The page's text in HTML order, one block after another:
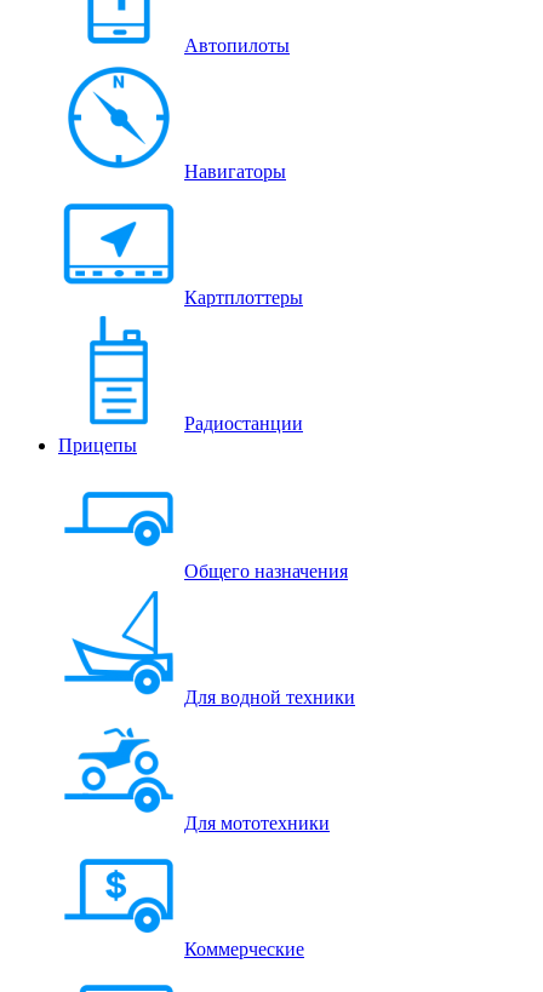
Автопилоты
Навигаторы
Картплоттеры
Радиостанции
Прицепы
Общего назначения
Для водной техники
Для мототехники
Коммерческие